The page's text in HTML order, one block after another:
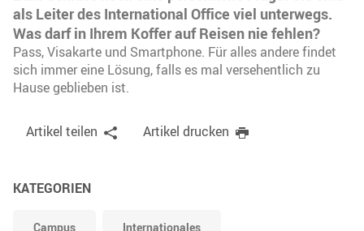
als Leiter des International Office viel unterwegs.
Was darf in Ihrem Koffer auf Reisen nie fehlen?
Pass, Visakarte und Smartphone. Für alles andere findet
sich immer eine Lösung, falls es mal versehentlich zu
Hause geblieben ist.
Artikel teilen Artikel drucken
KATEGORIEN
Campus Internationales